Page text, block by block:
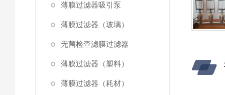
薄膜过滤器吸引泵
薄膜过滤器（玻璃）
无菌检查滤膜过滤器
薄膜过滤器（塑料）
薄膜过滤器（耗材）